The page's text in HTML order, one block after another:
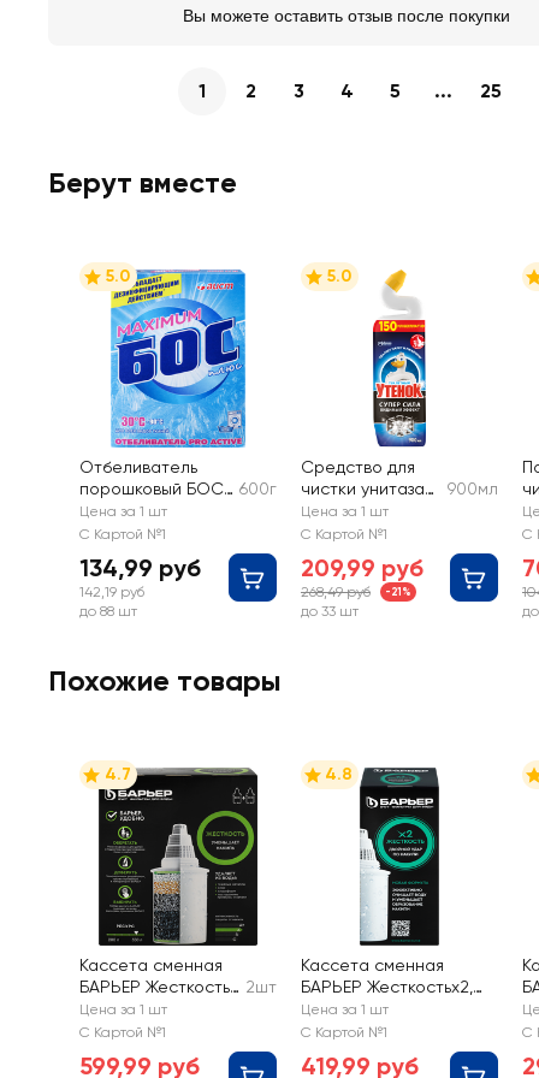
Вы можете оставить отзыв после покупки
1 2 3 4 5 ... 25
Берут вместе
5.0
Отбеливатель
порошковый БОС
Плюс Maximum
600г
Цена за 1 шт
С Картой №1
134,99 руб
142,19 руб
до 88 шт
5.0
Средство для
чистки унитаза
ТУАЛЕТНЫЙ
УТЕНОК Видимый
900мл
Цена за 1 шт
С Картой №1
209,99 руб
268,49 руб -21%
до 33 шт
С
Похожие товары
4.7
Кассета сменная
БАРЬЕР Жесткость,
защита от накипи
Арт. К272Р00
2шт
Цена за 1 шт
С Картой №1
599,99 руб
4.8
Кассета сменная
БАРЬЕР Жесткостьх2,
Арт. К561Р12
Цена за 1 шт
С Картой №1
419,99 руб
С